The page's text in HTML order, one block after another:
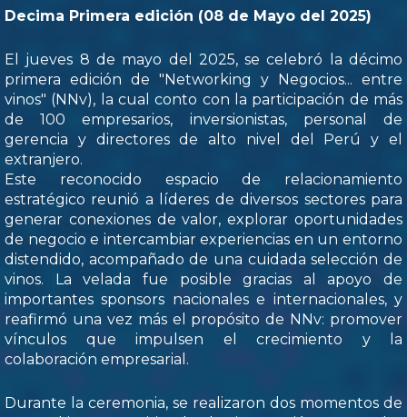
Decima Primera edición (08 de Mayo del 2025)
El jueves 8 de mayo del 2025, se celebró la décimo
primera edición de "Networking y Negocios... entre
vinos" (NNv), la cual conto con la participación de más
de 100 empresarios, inversionistas, personal de
gerencia y directores de alto nivel del Perú y el
extranjero.
Este reconocido espacio de relacionamiento
estratégico reunió a líderes de diversos sectores para
generar conexiones de valor, explorar oportunidades
de negocio e intercambiar experiencias en un entorno
distendido, acompañado de una cuidada selección de
vinos. La velada fue posible gracias al apoyo de
importantes sponsors nacionales e internacionales, y
reafirmó una vez más el propósito de NNv: promover
vínculos que impulsen el crecimiento y la
colaboración empresarial.
Durante la ceremonia, se realizaron dos momentos de